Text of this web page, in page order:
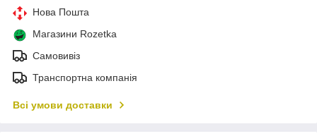
Нова Пошта
Магазини Rozetka
Самовивіз
Транспортна компанія
Всі умови доставки